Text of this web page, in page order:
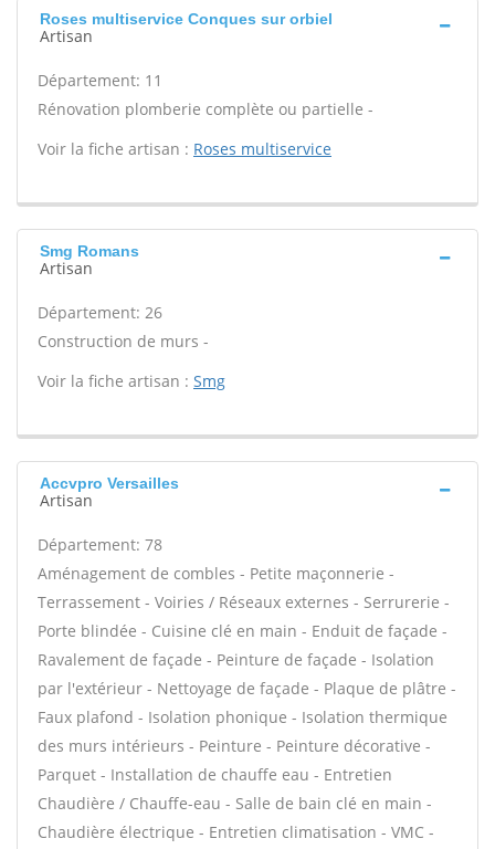
Roses multiservice Conques sur orbiel
Artisan
Département: 11
Rénovation plomberie complète ou partielle -
Voir la fiche artisan : Roses multiservice
Smg Romans
Artisan
Département: 26
Construction de murs -
Voir la fiche artisan : Smg
Accvpro Versailles
Artisan
Département: 78
Aménagement de combles - Petite maçonnerie -
Terrassement - Voiries / Réseaux externes - Serrurerie -
Porte blindée - Cuisine clé en main - Enduit de façade -
Ravalement de façade - Peinture de façade - Isolation
par l'extérieur - Nettoyage de façade - Plaque de plâtre -
Faux plafond - Isolation phonique - Isolation thermique
des murs intérieurs - Peinture - Peinture décorative -
Parquet - Installation de chauffe eau - Entretien
Chaudière / Chauffe-eau - Salle de bain clé en main -
Chaudière électrique - Entretien climatisation - VMC -